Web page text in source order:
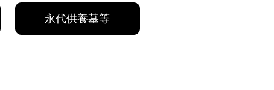
永代供養墓等